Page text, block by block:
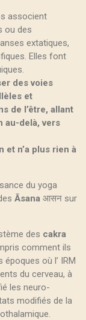
associent
ou des
extatiques,
Elles font
des voies
et
de l’être, allant
au-delà, vers
et n’a plus rien à
du yoga
Āsana आसन sur
des cakra
comment ils
où l’ IRM
du cerveau, à
les neuro-
modifiés de la